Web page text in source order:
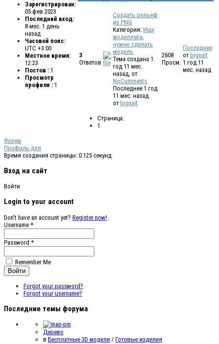
Зарегистрирован:
05 фев 2023
Последний вход:
8 мес. 1 день
назад
Часовой пояс:
UTC +3:00
Местное время:
12:23
Постов : 1
Просмотр
профиля : 1
3
Ответов
Создать рельеф
из PNG
Категория: Ищу
моделлера,
нужно сделать
модель
Тема создана 1
год 11 мес.
назад, от
NoComments
Последнее 1 год
11 мес. назад
от bignait
2608
Просм.
Последнее
от bignait
1 год 11
мес. назад
Страница:
1
Форум
Профиль для
Время создания страницы: 0.125 секунд
Вход на сайт
Войти
Login to your account
Don't have an account yet? Register now!
Username *
Password *
Remember Me
Forgot your password?
Forgot your username?
Последние темы форума
Дерево
в Бесплатные 3D модели / Готовые изделия